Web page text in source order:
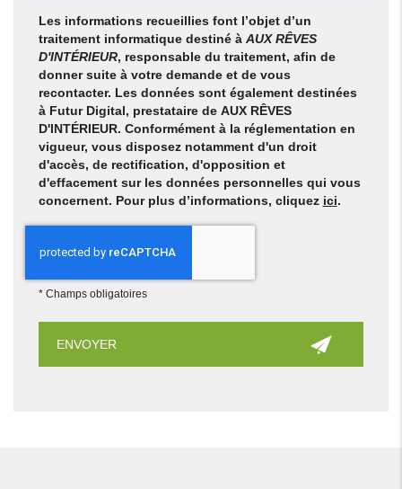
Les informations recueillies font l’objet d’un
traitement informatique destiné àAUX RÊVES
D'INTÉRIEUR, responsable du traitement, afin de
donner suite à votre demande et de vous
recontacter. Les données sont également destinées
à Futur Digital, prestataire de AUX RÊVES
D'INTÉRIEUR. Conformément à la réglementation en
vigueur, vous disposez notamment d'un droit
d'accès, de rectification, d'opposition et
d'effacement sur les données personnelles qui vous
concernent. Pour plus d’informations, cliquez ici.
* Champs obligatoires